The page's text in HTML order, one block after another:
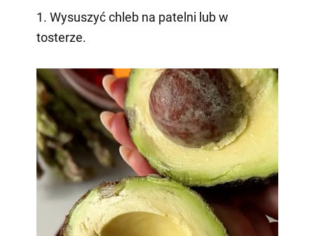
1. Wysuszyć chleb na patelni lub w
tosterze.